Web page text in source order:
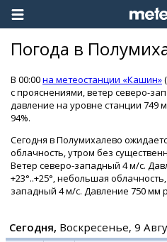
Погода в
В 00:00на метеостанции «Кашин»
с прояснениями, ветер северо-
давление на уровне станции 749
94%.
Сегодня в Полумихалево
облачность, утром без
Ветер северо-западный 4 м/с.
+23°..+25°, небольшая
западный 4 м/с. Давление 750 мм
Сегодня, Воскресенье, 9